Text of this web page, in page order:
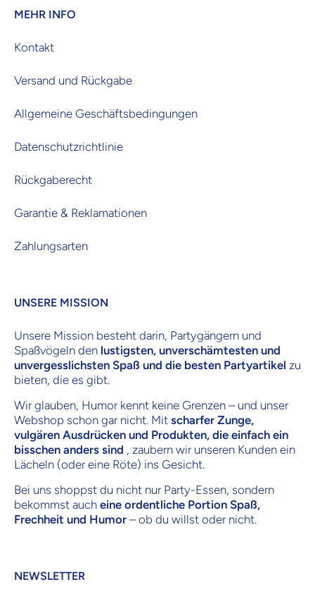
MEHR INFO
Kontakt
Versand und Rückgabe
Allgemeine Geschäftsbedingungen
Datenschutzrichtlinie
Rückgaberecht
Garantie & Reklamationen
Zahlungsarten
UNSERE MISSION
Unsere Mission besteht darin, Partygängern und
Spaßvögeln den lustigsten, unverschämtesten und
unvergesslichsten Spaß und die besten Partyartikel zu
bieten, die es gibt.
Wir glauben, Humor kennt keine Grenzen – und unser
Webshop schon gar nicht. Mit scharfer Zunge,
vulgären Ausdrücken und Produkten, die einfach ein
bisschen anders sind , zaubern wir unseren Kunden ein
Lächeln (oder eine Röte) ins Gesicht.
Bei uns shoppst du nicht nur Party-Essen, sondern
bekommst auch eine ordentliche Portion Spaß,
Frechheit und Humor – ob du willst oder nicht.
NEWSLETTER